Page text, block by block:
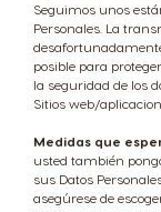
Seguimos unos
Personales. La
posible para
la seguridad de los
Sitios web/
Medidas que
usted también
sus Datos
asegúrese de
Malay
Mexico
Spanish